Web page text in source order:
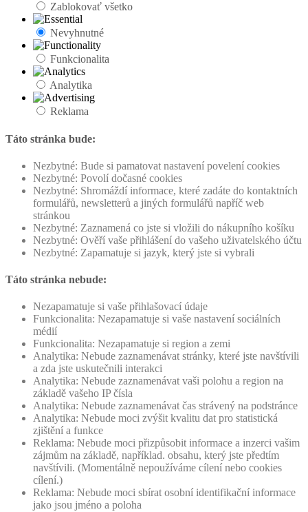
Zablokovať všetko
Nevyhnutné
Funkcionalita
Analytika
Reklama
Táto stránka bude:
Nezbytné: Bude si pamatovat nastavení povelení cookies
Nezbytné: Povolí dočasné cookies
Nezbytné: Shromáždí informace, které zadáte do kontaktních
formulářů, newsletterů a jiných formulářů napříč web
stránkou
Nezbytné: Zaznamená co jste si vložili do nákupního košíku
Nezbytné: Ověří vaše přihlášení do vašeho uživatelského účtu
Nezbytné: Zapamatuje si jazyk, který jste si vybrali
Táto stránka nebude:
Nezapamatuje si vaše přihlašovací údaje
Funkcionalita: Nezapamatuje si vaše nastavení sociálních
médií
Funkcionalita: Nezapamatuje si region a zemi
Analytika: Nebude zaznamenávat stránky, které jste navštívili
a zda jste uskutečnili interakci
Analytika: Nebude zaznamenávat vaši polohu a region na
základě vašeho IP čísla
Analytika: Nebude zaznamenávat čas strávený na podstránce
Analytika: Nebude moci zvýšit kvalitu dat pro statistická
zjištění a funkce
Reklama: Nebude moci přizpůsobit informace a inzerci vašim
zájmům na základě, například. obsahu, který jste předtím
navštívili. (Momentálně nepoužíváme cílení nebo cookies
cílení.)
Reklama: Nebude moci sbírat osobní identifikační informace
jako jsou jméno a poloha